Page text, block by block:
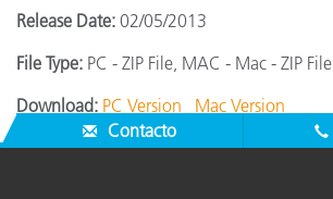
Release Date: 02/05/2013
File Type: PC - ZIP File, MAC - Mac - ZIP File
Download: PC Version
Mac Version
Contacto